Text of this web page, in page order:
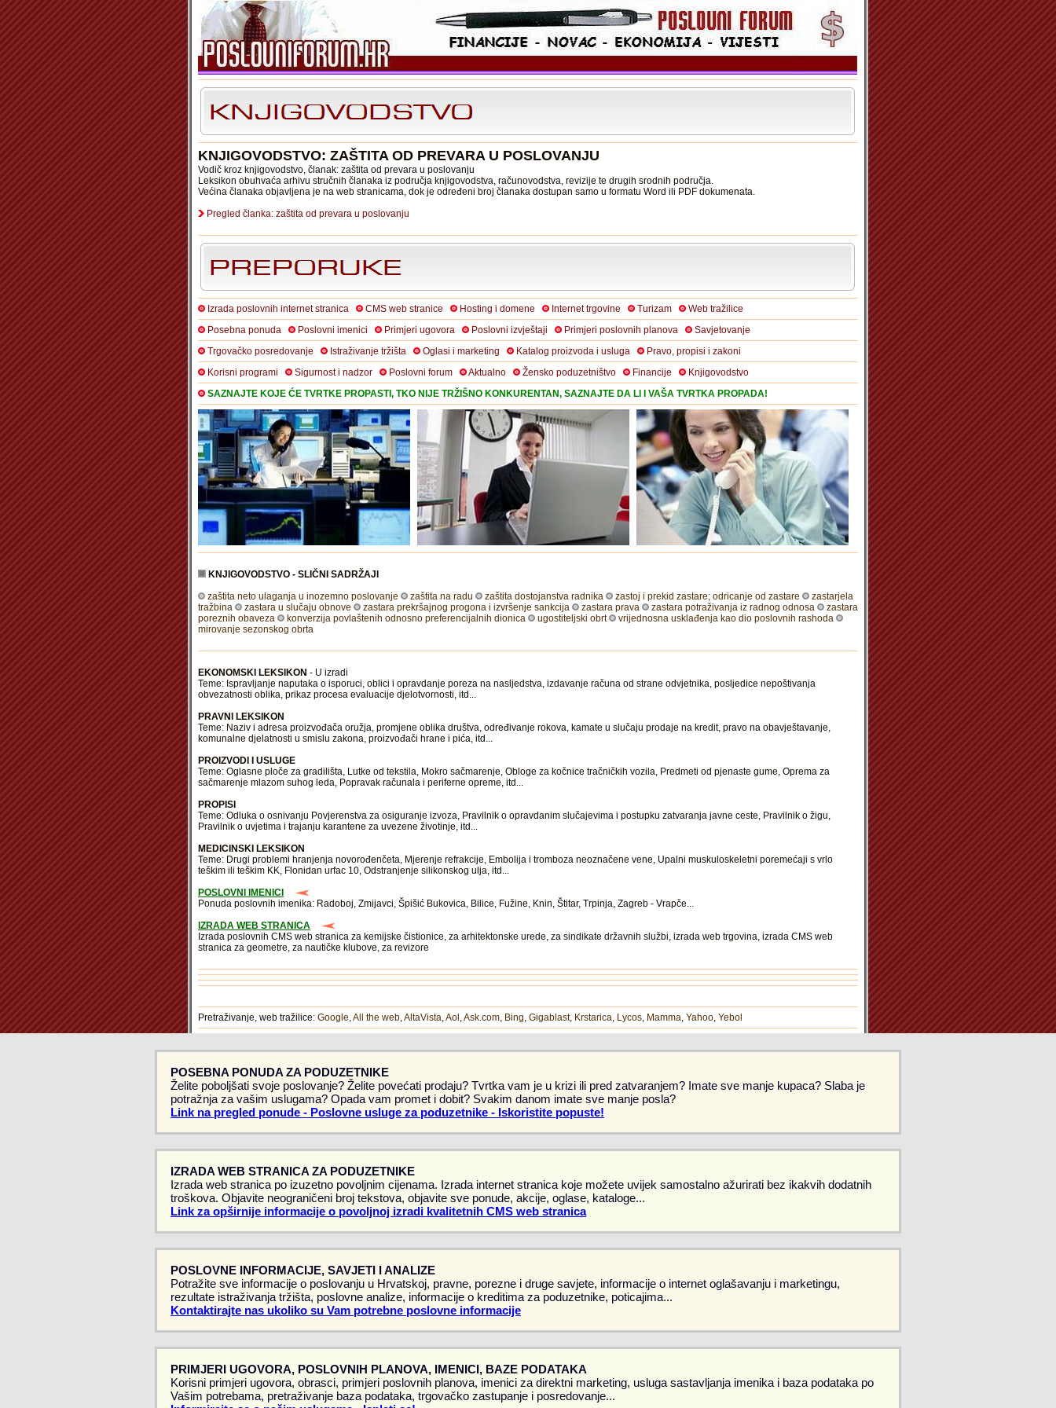
KNJIGOVODSTVO: ZAŠTITA OD PREVARA U POSLOVANJU
Vodič kroz knjigovodstvo, članak: zaštita od prevara u poslovanju
Leksikon obuhvaća arhivu stručnih članaka iz područja knjigovodstva, računovodstva, revizije te drugih srodnih područja.
Većina članaka objavljena je na web stranicama, dok je određeni broj članaka dostupan samo u formatu Word ili PDF dokumenata.
Pregled članka: zaštita od prevara u poslovanju
Izrada poslovnih internet stranica CMS web stranice Hosting i domene Internet trgovine Turizam
Web tražilice
Posebna ponuda
Poslovni imenici Primjeri ugovora Poslovni izvještaji Primjeri poslovnih planova
Savjetovanje
Trgovačko posredovanje
Istraživanje tržišta Oglasi i marketing Katalog proizvoda i usluga
Pravo, propisi i zakoni
Korisni programi
Sigurnost i nadzor Poslovni forum Aktualno Žensko poduzetništvo Financije
Knjigovodstvo
SAZNAJTE KOJE ĆE TVRTKE PROPASTI, TKO NIJE TRŽIŠNO KONKURENTAN, SAZNAJTE DA LI I VAŠA TVRTKA PROPADA!
KNJIGOVODSTVO - SLIČNI SADRŽAJI
zaštita neto ulaganja u inozemno poslovanje
zaštita na radu zaštita dostojanstva radnika zastoj i prekid zastare; odricanje od zastare
zastarjela
tražbina
zastara u slučaju obnove zastara prekršajnog progona i izvršenje sankcija zastara prava zastara potraživanja iz radnog odnosa
zastara
poreznih obaveza
konverzija povlaštenih odnosno preferencijalnih dionica ugostiteljski obrt
vrijednosna usklađenja kao dio poslovnih rashoda
mirovanje sezonskog obrta
EKONOMSKI LEKSIKON - U izradi
Teme: Ispravljanje naputaka o isporuci, oblici i opravdanje poreza na nasljedstva, izdavanje računa od strane odvjetnika, posljedice nepoštivanja
obvezatnosti oblika, prikaz procesa evaluacije djelotvornosti, itd ...
PRAVNI LEKSIKON
Teme: Naziv i adresa proizvođača oružja, promjene oblika društva, određivanje rokova, kamate u slučaju prodaje na kredit, pravo na obavještavanje,
komunalne djelatnosti u smislu zakona, proizvođači hrane i pića, itd ...
PROIZVODI I USLUGE
Teme: Oglasne ploče za gradilišta, Lutke od tekstila, Mokro sačmarenje, Obloge za kočnice tračničkih vozila, Predmeti od pjenaste gume, Oprema za
sačmarenje mlazom suhog leda, Popravak računala i periferne opreme, itd ...
PROPISI
Teme: Odluka o osnivanju Povjerenstva za osiguranje izvoza, Pravilnik o opravdanim slučajevima i postupku zatvaranja javne ceste, Pravilnik o žigu,
Pravilnik o uvjetima i trajanju karantene za uvezene životinje, itd ...
MEDICINSKI LEKSIKON
Teme: Drugi problemi hranjenja novorođenčeta, Mjerenje refrakcije, Embolija i tromboza neoznačene vene, Upalni muskuloskeletni poremećaji s vrlo
teškim ili teškim KK, Flonidan urfac 10, Odstranjenje silikonskog ulja, itd ...
POSLOVNI IMENICI
Ponuda poslovnih imenika: Radoboj, Zmijavci, Špišić Bukovica, Bilice, Fužine, Knin, Štitar, Trpinja, Zagreb - Vrapče...
IZRADA WEB STRANICA
Izrada poslovnih CMS web stranica za kemijske čistionice, za arhitektonske urede, za sindikate državnih službi, izrada web trgovina, izrada CMS web
stranica za geometre, za nautičke klubove, za revizore
Pretraživanje, web tražilice: Google,All the web,AltaVista,Aol ,Ask.com, Bing, Gigablast, Krstarica, Lycos, Mamma, Yahoo, Yebol
POSEBNA PONUDA ZA PODUZETNIKE
Želite poboljšati svoje poslovanje? Želite povećati prodaju? Tvrtka vam je u krizi ili pred zatvaranjem? Imate sve manje kupaca? Slaba je
potražnja za vašim uslugama? Opada vam promet i dobit? Svakim danom imate sve manje posla?
Link na pregled ponude - Poslovne usluge za poduzetnike - Iskoristite popuste!
IZRADA WEB STRANICA ZA PODUZETNIKE
Izrada web stranica po izuzetno povoljnim cijenama. Izrada internet stranica koje možete uvijek samostalno ažurirati bez ikakvih dodatnih
troškova. Objavite neograničeni broj tekstova, objavite sve ponude, akcije, oglase, kataloge...
Link za opširnije informacije o povoljnoj izradi kvalitetnih CMS web stranica
POSLOVNE INFORMACIJE, SAVJETI I ANALIZE
Potražite sve informacije o poslovanju u Hrvatskoj, pravne, porezne i druge savjete, informacije o internet oglašavanju i marketingu,
rezultate istraživanja tržišta, poslovne analize, informacije o kreditima za poduzetnike, poticajima...
Kontaktirajte nas ukoliko su Vam potrebne poslovne informacije
PRIMJERI UGOVORA, POSLOVNIH PLANOVA, IMENICI, BAZE PODATAKA
Korisni primjeri ugovora, obrasci, primjeri poslovnih planova, imenici za direktni marketing, usluga sastavljanja imenika i baza podataka po
Vašim potrebama, pretraživanje baza podataka, trgovačko zastupanje i posredovanje...